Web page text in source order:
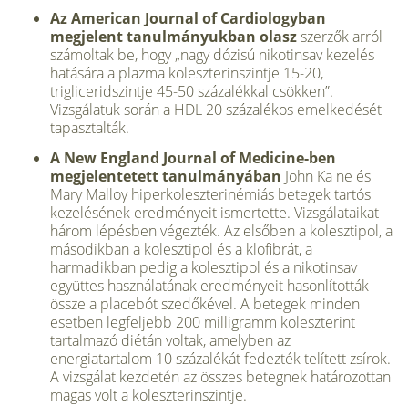
Az American Journal of Cardiologyban
megjelent tanulmányukban olaszszerzők arról
számoltak be, hogy „nagy dózisú nikotinsav kezelés
hatására a plazma koleszterinszintje 15-20,
trigliceridszintje 45-50 százalékkal csökken”.
Vizsgálatuk során a HDL 20 százalékos emelkedését
tapasztalták.
A New England Journal of Medicine-ben
megjelentetett tanulmányában John Ka ne és
Mary Malloy hiperkoleszterinémiás betegek tartós
kezelésének eredményeit ismertette. Vizsgálataikat
három lépésben végezték. Az elsőben a kolesztipol, a
másodikban a kolesztipol és a klofibrát, a
harmadikban pedig a kolesztipol és a nikotinsav
együttes használatának eredményeit hasonlították
össze a placebót szedőkével. A betegek minden
esetben legfeljebb 200 milligramm koleszterint
tartalmazó diétán voltak, amelyben az
energiatartalom 10 százalékát fedezték telített zsírok.
A vizsgálat kezdetén az összes betegnek határozottan
magas volt a koleszterinszintje.